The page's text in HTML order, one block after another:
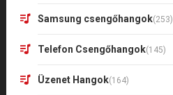
Samsung csengőhangok(253)
Telefon Csengőhangok(145)
Üzenet Hangok(164)